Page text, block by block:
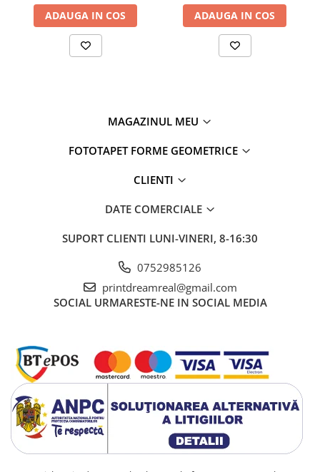
ADAUGA IN COS ADAUGA IN COS
MAGAZINUL MEU
FOTOTAPET FORME GEOMETRICE
CLIENTI
DATE COMERCIALE
SUPORT CLIENTI LUNI-VINERI, 8-16:30
0752985126
printdreamreal@gmail.com
SOCIAL URMARESTE-NE IN SOCIAL MEDIA